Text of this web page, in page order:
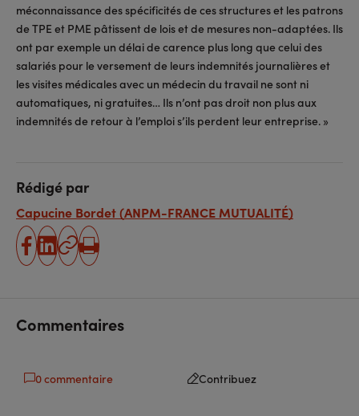
méconnaissance des spécificités de ces structures et les patrons
de TPE et PME pâtissent de lois et de mesures non-adaptées. Ils
ont par exemple un délai de carence plus long que celui des
salariés pour le versement de leurs indemnités journalières et
les visites médicales avec un médecin du travail ne sont ni
automatiques, ni gratuites… Ils n’ont pas droit non plus aux
indemnités de retour à l’emploi s’ils perdent leur entreprise. »
Rédigé par
Capucine Bordet (ANPM-FRANCE MUTUALITÉ)
partager
partager
Copier
Imprimer
Commentaires
0 commentaire Contribuez